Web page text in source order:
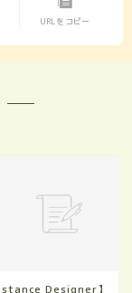
URLをコピー
Designer】